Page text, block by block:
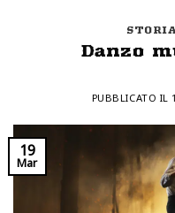
Danzo
PUBBLICATO IL
19
Mar